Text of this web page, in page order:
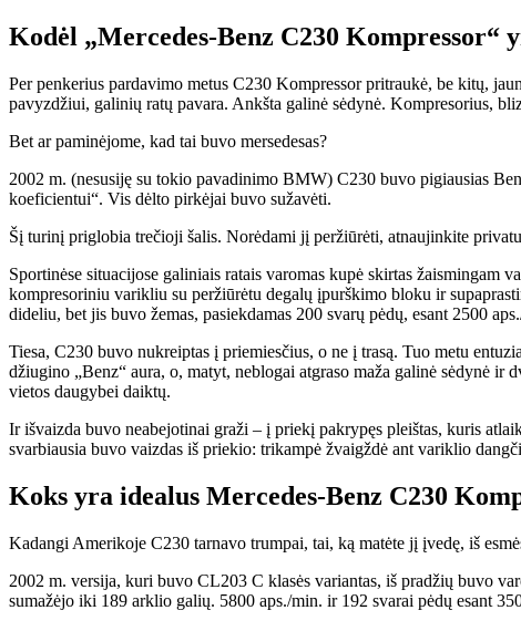
Kodėl „Mercedes-Benz C230 Kompressor“
Per penkerius pardavimo metus C230 Kompressor pritraukė, be kitų,
pavyzdžiui, galinių ratų pavara. Ankšta galinė sėdynė. Kompresorius,
Bet ar paminėjome, kad tai buvo mersedesas?
2002 m. (nesusiję su tokio pavadinimo BMW) C230 buvo pigiausias
koeficientui“. Vis dėlto pirkėjai buvo sužavėti.
Šį turinį priglobia trečioji šalis. Norėdami jį peržiūrėti, atnaujinkite
Sportinėse situacijose galiniais ratais varomas kupė skirtas
kompresoriniu varikliu su peržiūrėtu degalų įpurškimo bloku ir
dideliu, bet jis buvo žemas, pasiekdamas 200 svarų pėdų, esant 2500
Tiesa, C230 buvo nukreiptas į priemiesčius, o ne į trasą. Tuo metu
džiugino „Benz“ aura, o, matyt, neblogai atgraso maža galinė sėdynė
vietos daugybei daiktų.
Ir išvaizda buvo neabejotinai graži – į priekį pakrypęs pleištas, kuris
svarbiausia buvo vaizdas iš priekio: trikampė žvaigždė ant variklio
Koks yra idealus Mercedes-Benz C230
Kadangi Amerikoje C230 tarnavo trumpai, tai, ką matėte jį įvedę, iš
2002 m. versija, kuri buvo CL203 C klasės variantas, iš pradžių buvo
sumažėjo iki 189 arklio galių. 5800 aps./min. ir 192 svarai pėdų esant